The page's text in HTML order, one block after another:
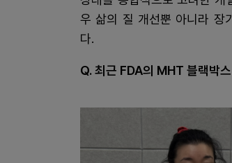
우 삶의 질 개선뿐 아니라 장
다.
Q. 최근 FDA의 MHT 블랙박